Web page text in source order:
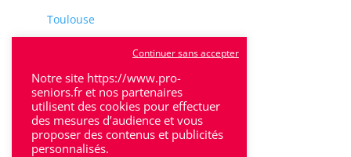
Toulouse
Villeneuve-Sur-Lot
Notre site https://www.pro-
seniors.fr et nos partenaires
utilisent des cookies pour effectuer
des mesures d’audience et vous
proposer des contenus et publicités
personnalisés.
Continuer sans accepter